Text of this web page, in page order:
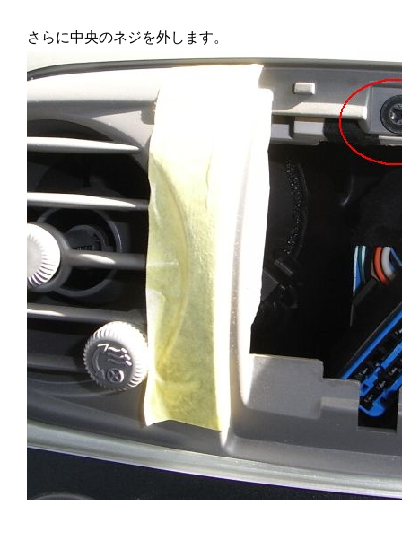
さらに中央のネジを外します。